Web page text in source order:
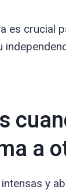
es crucial
a
y